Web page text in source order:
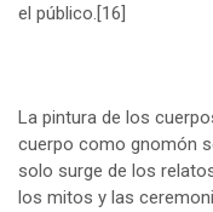
el público.[16]
La pintura de los
cuerpo como gnomón
solo surge de los
los mitos y las